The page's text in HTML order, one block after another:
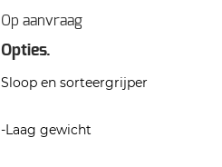
Op aanvraag
Opties.
Sloop en sorteergrijper
-Laag gewicht